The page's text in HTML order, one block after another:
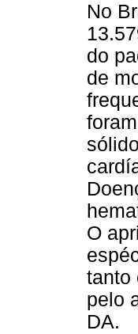
No
do
de
O
tanto
pelo
DA.